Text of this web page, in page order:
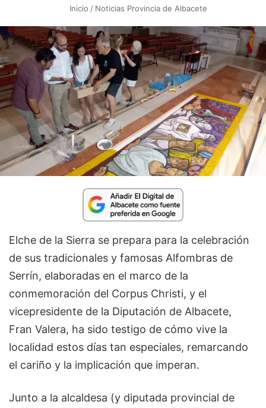
Inicio / Noticias Provincia de Albacete
Elche de la Sierra se prepara para la celebración
de sus tradicionales y famosas Alfombras de
Serrín, elaboradas en el marco de la
conmemoración del Corpus Christi, y el
vicepresidente de la Diputación de Albacete,
Fran Valera, ha sido testigo de cómo vive la
localidad estos días tan especiales, remarcando
el cariño y la implicación que imperan.
Junto a la alcaldesa (y diputada provincial de